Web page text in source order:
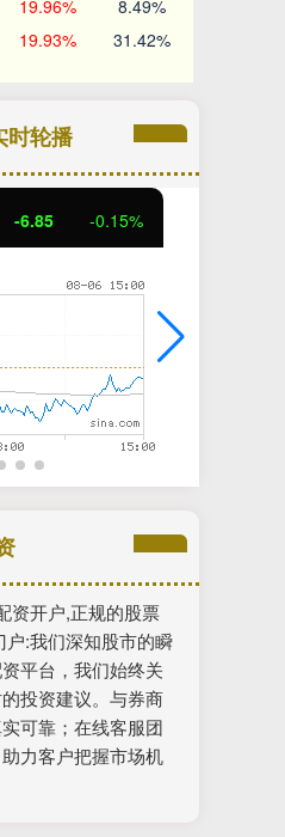
19.96% 8.49%
19.93% 31.42%
时轮播
1122.88
资开户,正规的股票
:我们深知股市的瞬
平台，我们始终关
投资建议。与券商
可靠；在线客服团
力客户把握市场机